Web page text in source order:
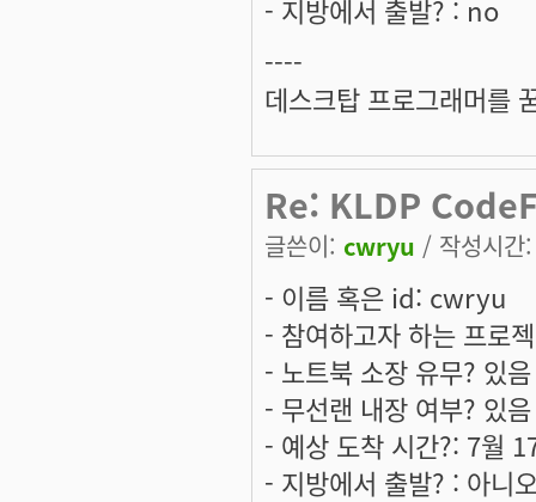
- 지방에서 출발? : no
----
데스크탑 프로그래머를
Re: KLDP
글쓴이: cwryu / 작성시
- 이름 혹은 id: cwryu
- 참여하고자 하는 프
- 노트북 소장 유무? 있음
- 무선랜 내장 여부? 있음
- 예상 도착 시간?: 7월
- 지방에서 출발? : 아니